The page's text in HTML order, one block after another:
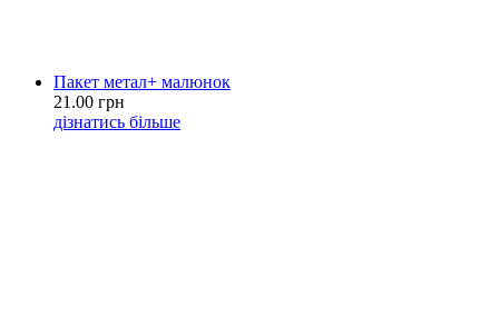
Пакет метал+ малюнок
21.00 грн
дізнатись більше